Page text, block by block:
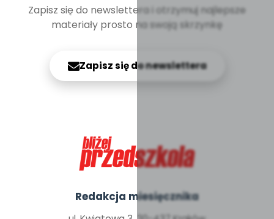
Zapisz się do newslettera i otrzymuj najlepsze
materiały prosto na swoją skrzynkę
Zapisz się do newslettera
Redakcja miesięcznika